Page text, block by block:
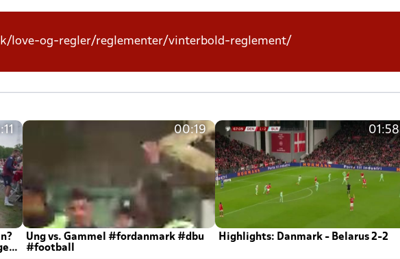
love-og-regler/reglementer/vinterbold-reglement/
00:19
Ung vs. Gammel #fordanmark #dbu
#football
01:58
Highlights: Danmark - Belarus 2-2